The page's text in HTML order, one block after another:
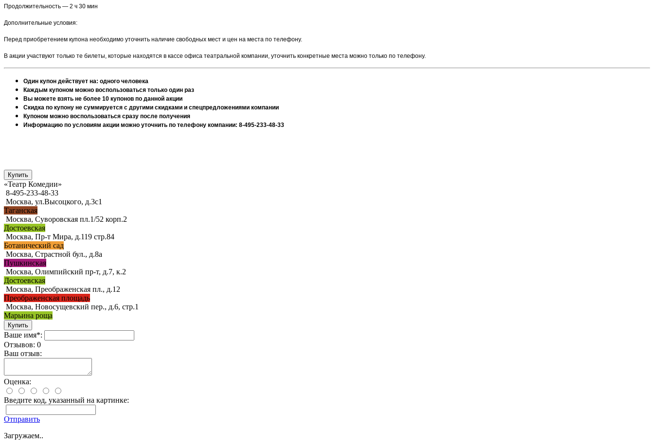
Продолжительность — 2 ч 30 мин
Дополнительные условия:
Перед приобретением купона необходимо уточнить наличие свободных мест и цен на места по телефону.
В акции участвуют только те билеты, которые находятся в кассе офиса театральной компании, уточнить конкретные места можно только по телефону.
Один купон действует на: одного человека
Каждым купоном можно воспользоваться только один раз
Вы можете взять не более 10 купонов по данной акции
Скидка по купону не суммируется с другими скидками и спецпредложениями компании
Купоном можно воспользоваться сразу после получения
Информацию по условиям акции можно уточнить по телефону компании: 8-495-233-48-33
«Театр Комедии»
8-495-233-48-33
Москва, ул.Высоцкого, д.3с1
Таганская
Москва, Суворовская пл.1/52 корп.2
Достоевская
Москва, Пр-т Мира, д.119 стр.84
Ботанический сад
Москва, Страстной бул., д.8а
Пушкинская
Москва, Олимпийский пр-т, д.7, к.2
Достоевская
Москва, Преображенская пл., д.12
Преображенская площадь
Москва, Новосущевский пер., д.6, стр.1
Марьина роща
Ваше имя*:
Отзывов: 0
Ваш отзыв:
Оценка:
Введите код, указанный на картинке:
Отправить
Загружаем..